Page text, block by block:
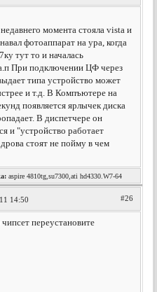
момента стояла vista и
фотоаппарат на ура, когда
тут то и началась
При подключении ЦФ через
типа устройство может
и т.д. В Компъютере на
появляется ярлычек диска
В диспетчере он
и "устройство работает
стоят не пойму в чем
aspire 4810tg,su7300,ati hd4330.W7-64
14:50 #26
переустановите